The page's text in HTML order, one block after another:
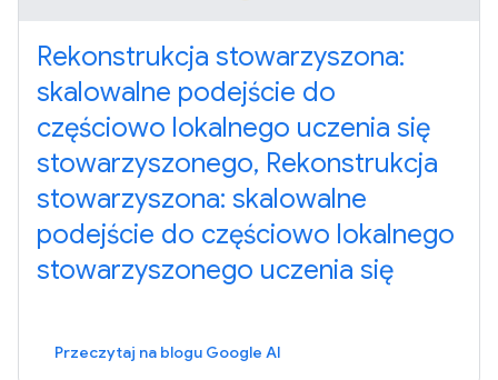
Rekonstrukcja stowarzyszona:
skalowalne podejście do
częściowo lokalnego uczenia się
stowarzyszonego, Rekonstrukcja
stowarzyszona: skalowalne
podejście do częściowo lokalnego
stowarzyszonego uczenia się
Przeczytaj na blogu Google AI